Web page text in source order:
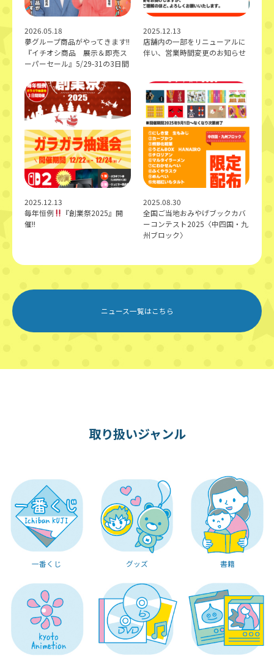
2026.05.18
夢グループ商品がやってきます!!
『イチオシ商品 展示＆即売ス
ーパーセール』5/29-31の3日間
2025.12.13
店舗内の一部をリニューアルに
伴い、営業時間変更のお知らせ
2025.12.13
毎年恒例
『創業祭2025』開
催!!
2025.08.30
全国ご当地おみやげブックカバ
ーコンテスト2025〈中四国・九
州ブロック〉
ニュース一覧はこちら
取り扱いジャンル
一番くじ グッズ 書籍